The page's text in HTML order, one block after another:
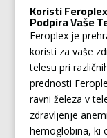
Koristi
Podpira Vaše
Feroplex je
koristi za vaše
telesu pri
prednosti
ravni železa v
zdravljenje
hemoglobina, ki